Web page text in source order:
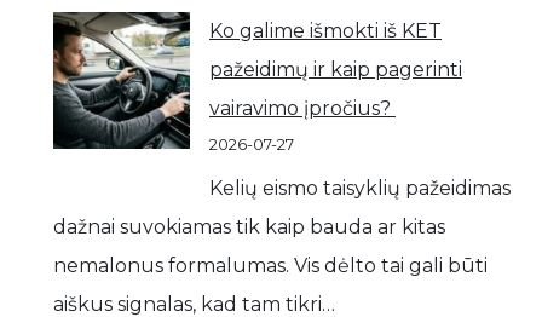
Ko galime išmokti iš KET
pažeidimų ir kaip pagerinti
vairavimo įpročius?
2026-07-27
Kelių eismo taisyklių pažeidimas
dažnai suvokiamas tik kaip bauda ar kitas
nemalonus formalumas. Vis dėlto tai gali būti
aiškus signalas, kad tam tikri…